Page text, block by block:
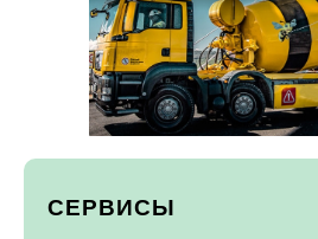
СЕРВИСЫ